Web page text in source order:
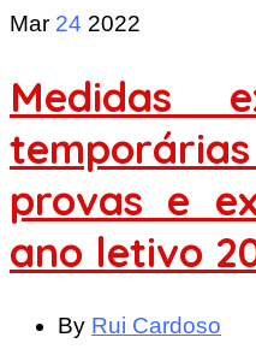
Mar 24 2022
Medidas
provas e
ano letivo
By Rui Cardoso